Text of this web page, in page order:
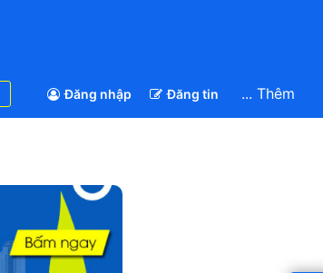
Đăng nhập Đăng tin ... Thêm